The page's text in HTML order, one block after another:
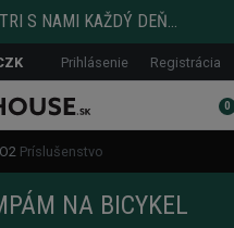
S NAMI KAŽDÝ DEŇ...
Prihlásenie Registrácia
0
Príslušenstvo
NA BICYKEL